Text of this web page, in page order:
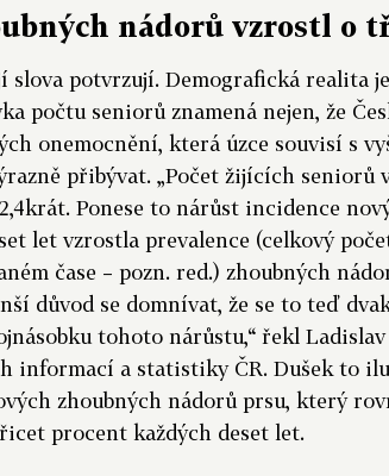
nádorů vzrostl o
slova potvrzují. Demografická realita
počtu seniorů znamená nejen, že
onemocnění, která úzce souvisí s
přibývat. „Počet žijících seniorů
Ponese to nárůst incidence
let vzrostla prevalence (celkový
čase – pozn. red.) zhoubných
důvod se domnívat, že se to teď
tohoto nárůstu,“ řekl
informací a statistiky ČR. Dušek to
zhoubných nádorů prsu, který
procent každých deset let.